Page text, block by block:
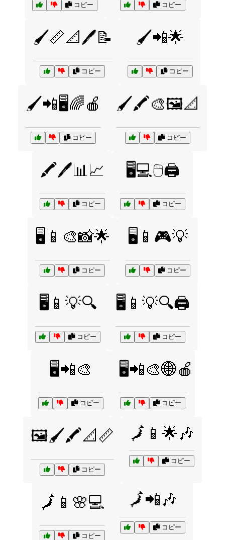
コピー コピー
🖌️📏📐🖊️📝
コピー
🖌️📲🌟
コピー
🖌️📲🖥️🌈🍎
コピー
🖌️🖍️🎨🖼️📐
コピー
🖍️🖊️📊📈
コピー
🖥️💻🖱️🖨️
コピー
🖥️📱🎨📸🌟
コピー
🖥️📱🎮💡
コピー
🖥️📱💡🔍
コピー
🖥️📱💡🔍🖨️
コピー
🖥️📲🎨
コピー
🖥️📲🎨🌐🍎
コピー
🖼️🖌️🖍️📐📏
コピー
🗾📱🌟🎶
コピー
🗾📱🌸💻
コピー
🗾📲🎶
コピー